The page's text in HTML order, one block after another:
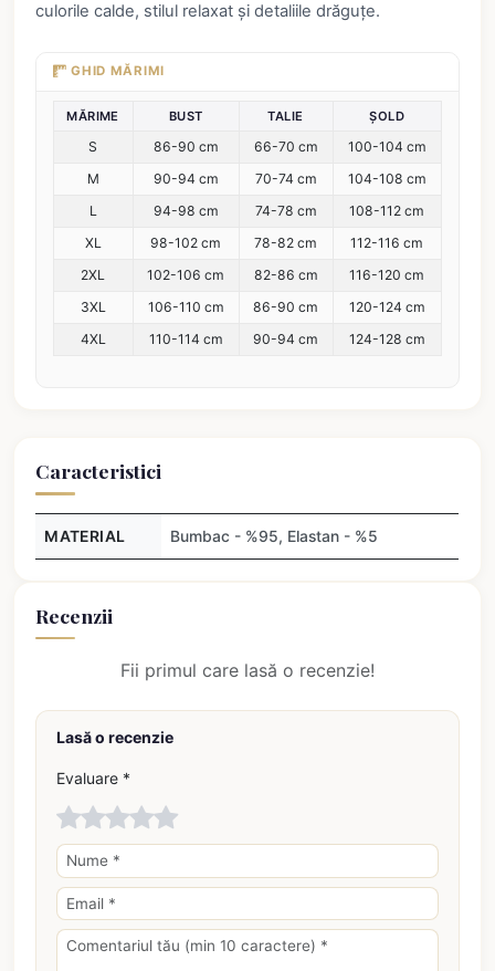
culorile calde, stilul relaxat și detaliile drăguțe.
GHID MĂRIMI
MĂRIME BUST TALIE ȘOLD
S 86-90 cm 66-70 cm
100-104 cm
M
90-94 cm 70-74 cm
104-108 cm
L
94-98 cm 74-78 cm
108-112 cm
XL
98-102 cm 78-82 cm
112-116 cm
2XL
102-106 cm 82-86 cm
116-120 cm
3XL
106-110 cm 86-90 cm
120-124 cm
4XL
110-114 cm 90-94 cm 124-128 cm
Caracteristici
MATERIAL Bumbac - %95, Elastan - %5
Recenzii
Fii primul care lasă o recenzie!
Lasă o recenzie
Evaluare *